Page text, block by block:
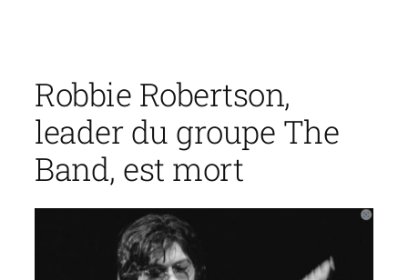
Robbie Robertson,
leader du groupe The
Band, est mort